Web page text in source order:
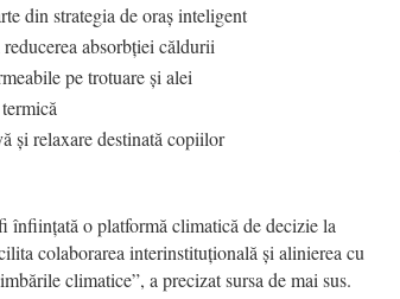
din strategia de oraș inteligent
absorbției căldurii
pe trotuare și alei
și relaxare destinată copiilor
înființată o platformă climatică de decizie la
colaborarea interinstituțională și alinierea cu
climatice”, a precizat sursa de mai sus.